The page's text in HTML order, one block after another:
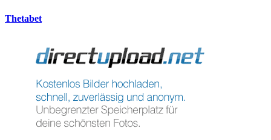
Thetabet